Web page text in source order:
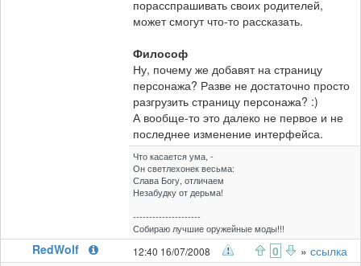
порасспрашивать своих родителей,
может смогут что-то рассказать.
Философ
Ну, почему же добавят на страницу
персонажа? Разве не достаточно просто
разгрузить страницу персонажа? :)
А вообще-то это далеко не первое и не
последнее изменение интерфейса.
Что касается ума, -
Он светлехонек весьма:
Слава Богу, отличаем
Незабудку от дерьма!
---------------------
Собираю лучшие оружейные моды!!!
RedWolf 12:40 16/07/2008 0 » ссылка